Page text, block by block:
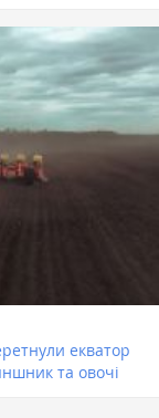
екватор
та овочі